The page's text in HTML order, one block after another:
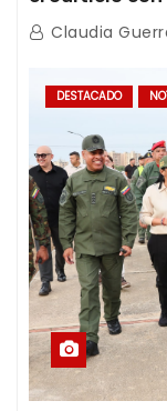
con Juntas de
Claudia
DESTACADO